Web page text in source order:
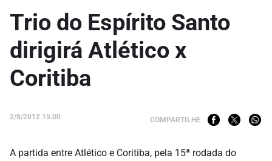
Trio do Espírito Santo
dirigirá Atlético x
Coritiba
2/8/2012 15:00 COMPARTILHE
A partida entre Atlético e Coritiba, pela 15ª rodada do